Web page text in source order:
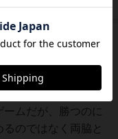
でもやりやすい。
ムだが、勝つのに
のではなく両脇と